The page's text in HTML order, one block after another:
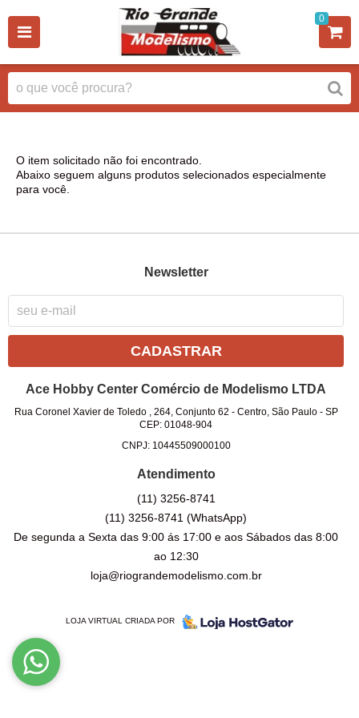
0
O item solicitado não foi encontrado.
Abaixo seguem alguns produtos selecionados especialmente
para você.
Newsletter
CADASTRAR
Ace Hobby Center Comércio de Modelismo LTDA
Rua Coronel Xavier de Toledo , 264, Conjunto 62 - Centro, São Paulo- SP
CEP: 01048-904
CNPJ: 10445509000100
Atendimento
(11) 3256-8741
(11) 3256-8741(WhatsApp)
De segunda a Sexta das 9:00 ás 17:00 e aos Sábados das 8:00
ao 12:30
loja@riograndemodelismo.com.br
LOJA VIRTUAL CRIADA POR